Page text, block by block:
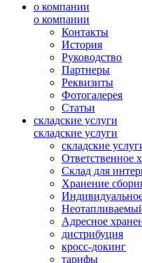
о компании
о компании
Контакты
История
Руководство
Партнеры
Реквизиты
Фотогалерея
Статьи
складские услуги
складские услуги
складские
Ответственное
Склад для
Хранение
Адресное
дистрибуция
кросс-докинг
тарифы